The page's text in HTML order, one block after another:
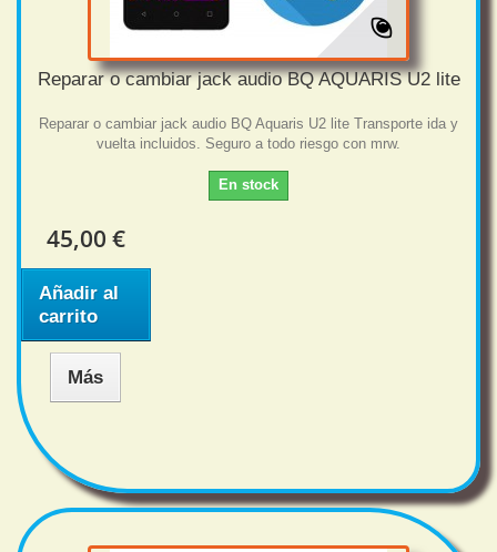
Reparar o cambiar jack audio BQ AQUARIS U2 lite
Reparar o cambiar jack audio BQ Aquaris U2 lite Transporte ida y
vuelta incluidos. Seguro a todo riesgo con mrw.
En stock
45,00 €
Añadir al
carrito
Más